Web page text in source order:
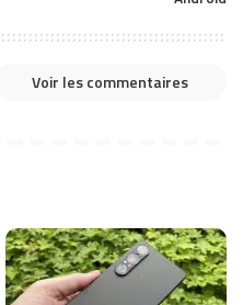
Voir les commentaires